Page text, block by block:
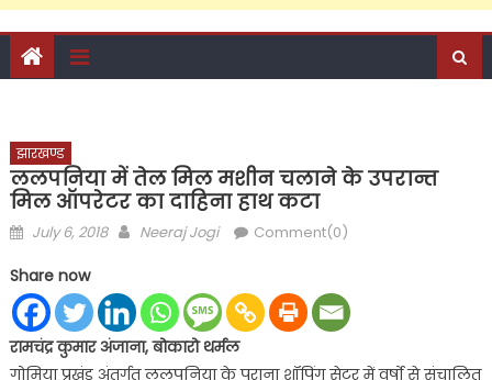
झारखण्ड
ललपनिया में तेल मिल मशीन चलाने के उपरान्त
मिल ऑपरेटर का दाहिना हाथ कटा
Posted
July 6, 2018 Author
Neeraj Jogi Comment(0)
Share now
रामचंद्र कुमार अंजाना, बोकारो थर्मल
गोमिया प्रखंड अंतर्गत ललपनिया के पुराना शॉपिंग सेटर में वर्षो से संचालित